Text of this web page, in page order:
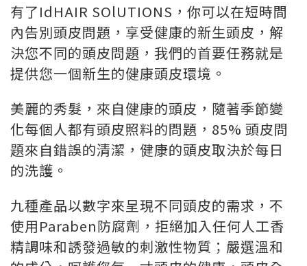
有了IdHAIR SOlUTIONS，你可以在短時間
內告別頭皮問題，享受健康的新生頭皮，解
決您不同的頭皮問題，我們的首要任務就是
提供您一個新生的健康頭皮環境。
美麗的秀髮，來自健康的頭皮，隨著季節變
化每個人都有頭皮照料的問題，85% 頭皮問
題來自錯誤的清潔，健康的頭皮取決於每日
的洗護。
九種產品以數字來呈現不同頭皮的需求，不
使用Paraben防腐劑，拒絕加入任何人工香
精調味和誘發過敏的刺激性物質；嚴選溫和